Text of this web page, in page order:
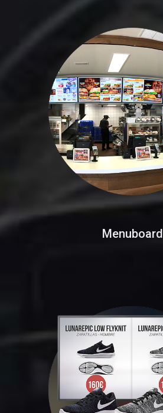
Menuboard